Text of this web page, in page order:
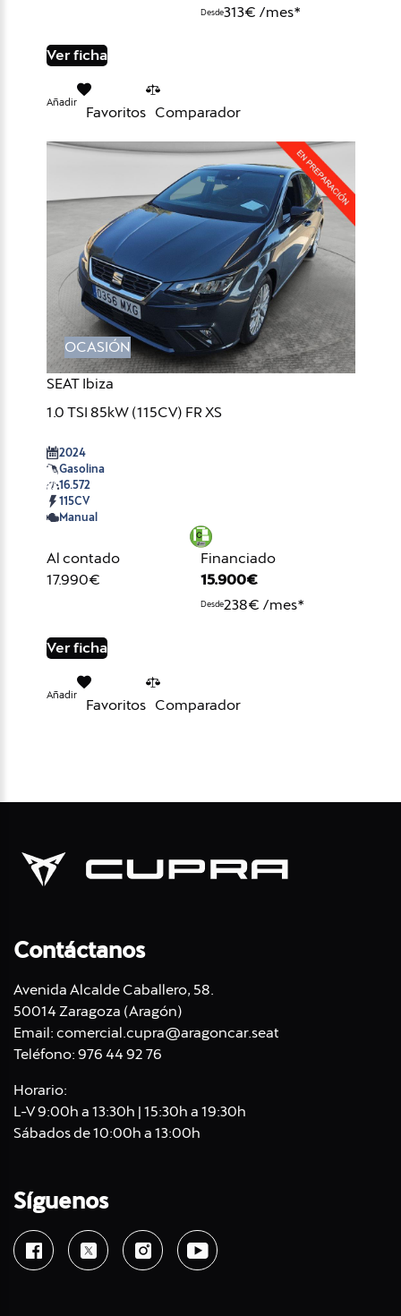
Desde313€ /mes*
Ver ficha
Añadir
Favoritos Comparador
OCASIÓN
SEAT Ibiza
1.0 TSI 85kW (115CV) FR XS
2024
Gasolina
16.572
115CV
Manual
Al contado
17.990€
Financiado
15.900€
Desde238€ /mes*
Ver ficha
Añadir
Favoritos Comparador
Contáctanos
Avenida Alcalde Caballero, 58.
50014 Zaragoza (Aragón)
Email: comercial.cupra@aragoncar.seat
Teléfono: 976 44 92 76
Horario:
L-V 9:00h a 13:30h | 15:30h a 19:30h
Sábados de 10:00h a 13:00h
Síguenos